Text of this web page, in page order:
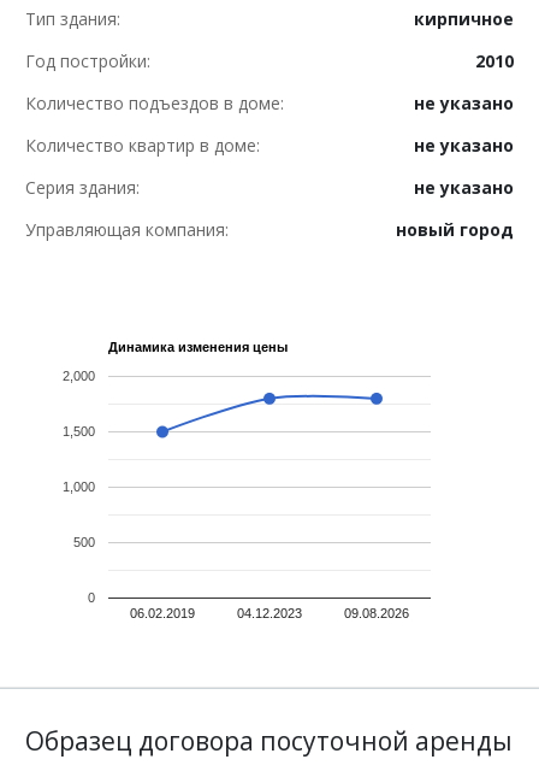
Тип здания:
кирпичное
Год постройки:
2010
Количество подъездов в доме:
не указано
Количество квартир в доме:
не указано
Серия здания:
не указано
Управляющая компания:
новый город
Динамика изменения цены
06.02.2019 04.12.2023 09.08.2026
0
500
1,000
1,500
2,000
Образец договора посуточной аренды